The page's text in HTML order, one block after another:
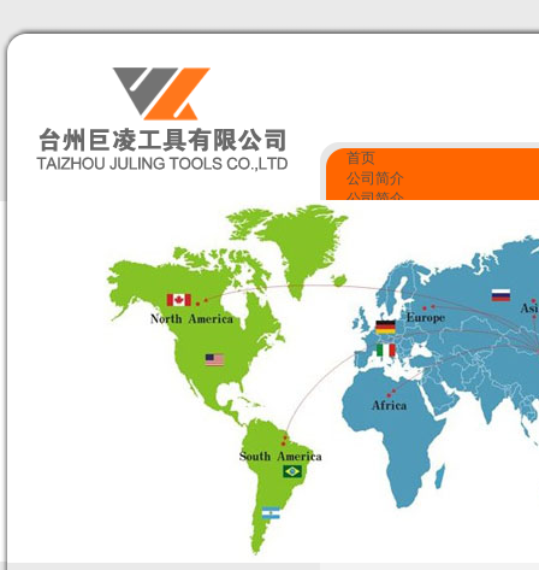
首页
公司简介
公司简介
企业文化
资质荣誉
产品展示
质量监控
资质荣誉
联系我们
联系我们
留言反馈